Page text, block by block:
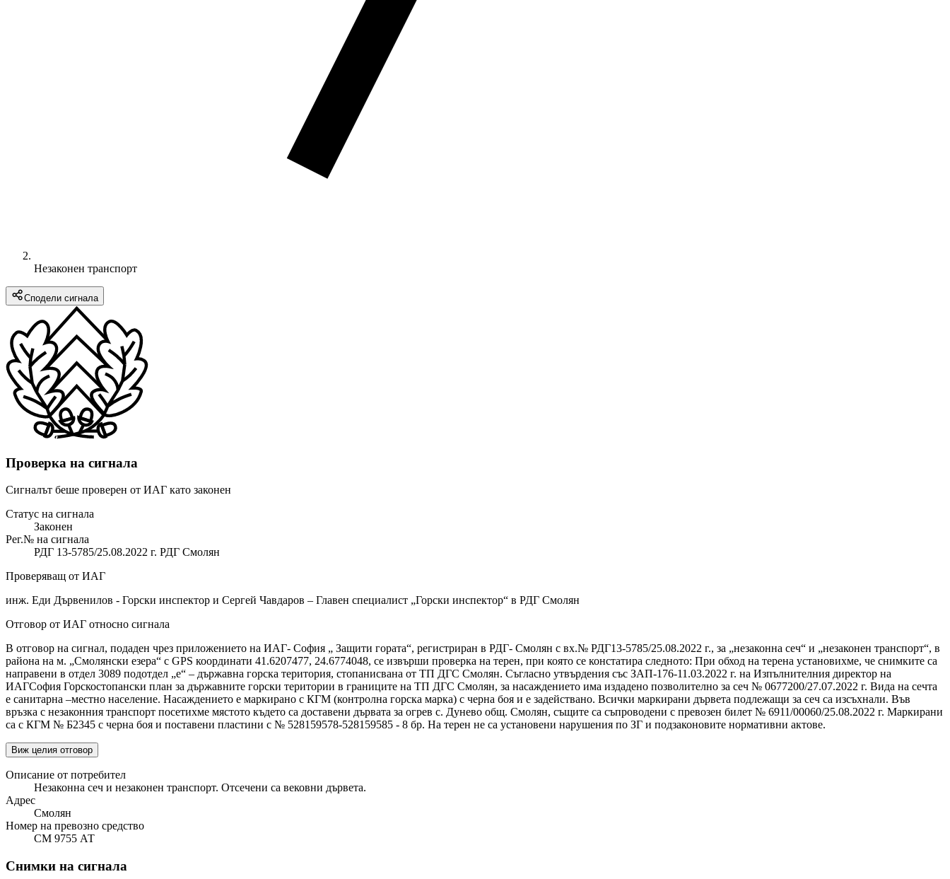
Незаконен транспорт
Сподели сигнала
Проверка на сигнала
Сигналът беше проверен от ИАГ като законен
Статус на сигнала
Законен
Рег.№ на сигнала
РДГ 13-5785/25.08.2022 г. РДГ Смолян
Проверяващ от ИАГ
инж. Еди Дървенилов - Горски инспектор и Сергей Чавдаров – Главен специалист „Горски инспектор“ в РДГ Смолян
Отговор от ИАГ относно сигнала
В отговор на сигнал, подаден чрез приложението на ИАГ- София „ Защити гората“, регистриран в РДГ- Смолян с вх.№ РДГ13-5785/25.08.2022 г., за „незаконна сеч“ и „незаконен транспорт“, в
района на м. „Смолянски езера“ с GPS координати 41.6207477, 24.6774048, се извърши проверка на терен, при която се констатира следното: При обход на терена установихме, че снимките са
направени в отдел 3089 подотдел „е“ – държавна горска територия, стопанисвана от ТП ДГС Смолян. Съгласно утвърдения със ЗАП-176-11.03.2022 г. на Изпълнителния директор на
ИАГСофия Горскостопански план за държавните горски територии в границите на ТП ДГС Смолян, за насаждението има издадено позволително за сеч № 0677200/27.07.2022 г. Вида на сечта
е санитарна –местно население. Насаждението е маркирано с КГМ (контролна горска марка) с черна боя и е задействано. Всички маркирани дървета подлежащи за сеч са изсъхнали. Във
връзка с незаконния транспорт посетихме мястото където са доставени дървата за огрев с. Дунево общ. Смолян, същите са съпроводени с превозен билет № 6911/00060/25.08.2022 г. Маркирани
са с КГМ № Б2345 с черна боя и поставени пластини с № 528159578-528159585 - 8 бр. На терен не са установени нарушения по ЗГ и подзаконовите нормативни актове.
Виж целия отговор
Описание от потребител
Незаконна сеч и незаконен транспорт. Отсечени са вековни дървета.
Адрес
Смолян
Номер на превозно средство
СМ 9755 АТ
Снимки на сигнала